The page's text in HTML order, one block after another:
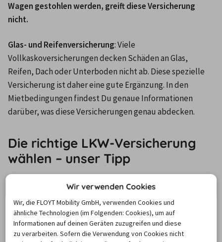
Wagen gestohlen werden, greift diese Versicherung
nicht.
Glas- und Reifenversicherung: Viele
Vollkaskoversicherungen decken Schäden an Glas,
Reifen, Dach oder Unterboden nicht ab. Diese spezielle
Versicherung ist daher eine gute Ergänzung. In den
Mietbedingungen findest Du genaue Informationen
darüber, was diese Versicherungen genau abdecken.
Die richtige LKW-Versicherung
wählen – unser Tipp
Aus Erfahrung können wir sagen: Auch wenn der Preis
dadurch etwas höher ist, lohnt sich ein umfassender
Versicherungsschutz. Du sparst Dir im Schadensfall hohe
Kosten und kannst entspannter umziehen.
Wir verwenden Cookies
Wir, die FLOYT Mobility GmbH, verwenden Cookies und
ähnliche Technologien (im Folgenden: Cookies), um auf
Informationen auf deinen Geräten zuzugreifen und diese
zu verarbeiten. Sofern die Verwendung von Cookies nicht